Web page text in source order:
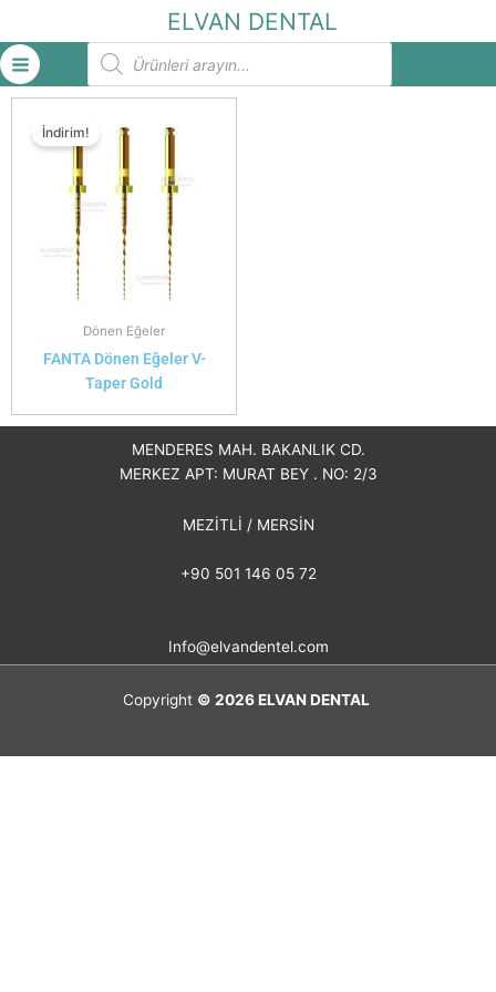
ELVAN DENTAL
Products
search
İndirim!
Dönen Eğeler
FANTA Dönen Eğeler V-
Taper Gold
MENDERES MAH. BAKANLIK CD.
MERKEZ APT: MURAT BEY . NO: 2/3
MEZİTLİ / MERSİN
+90 501 146 05 72
Info@elvandentel.com
Copyright © 2026ELVAN DENTAL